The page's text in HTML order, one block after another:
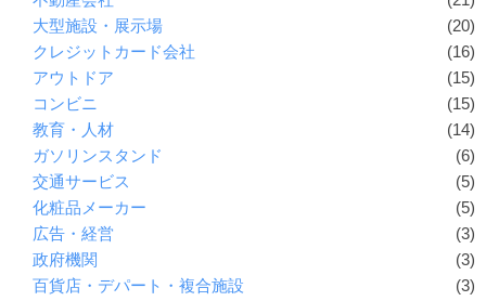
大型施設・展示場
(20)
クレジットカード会社
(16)
アウトドア
(15)
コンビニ
(15)
教育・人材
(14)
ガソリンスタンド
(6)
交通サービス
(5)
化粧品メーカー
(5)
広告・経営
(3)
政府機関
(3)
百貨店・デパート・複合施設
(3)